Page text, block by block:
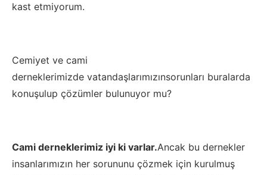
kast etmiyorum.
Cemiyet ve cami
derneklerimizde vatandaşlarımızınsorunları buralarda
konuşulup çözümler bulunuyor mu?
Cami derneklerimiz iyi ki varlar.Ancak bu dernekler
insanlarımızın her sorununu çözmek için kurulmuş